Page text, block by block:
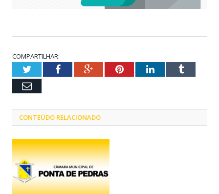
COMPARTILHAR:
TwitterFacebookGoogle+PinterestLinkedInTumblr
Email
CONTEÚDO RELACIONADO